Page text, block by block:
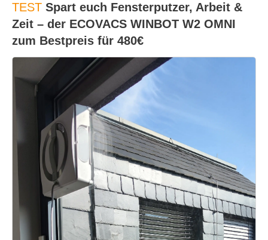
TEST Spart euch Fensterputzer, Arbeit &
Zeit – der ECOVACS WINBOT W2 OMNI
zum Bestpreis für 480€